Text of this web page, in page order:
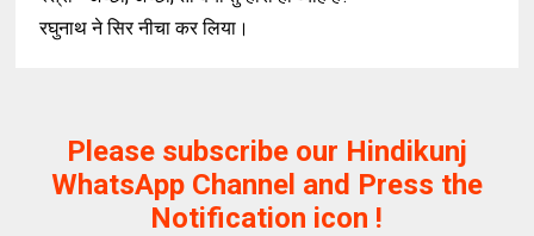
रघुनाथ ने सिर नीचा कर लिया।
Please subscribe our Hindikunj
WhatsApp Channel and Press the
Notification icon !